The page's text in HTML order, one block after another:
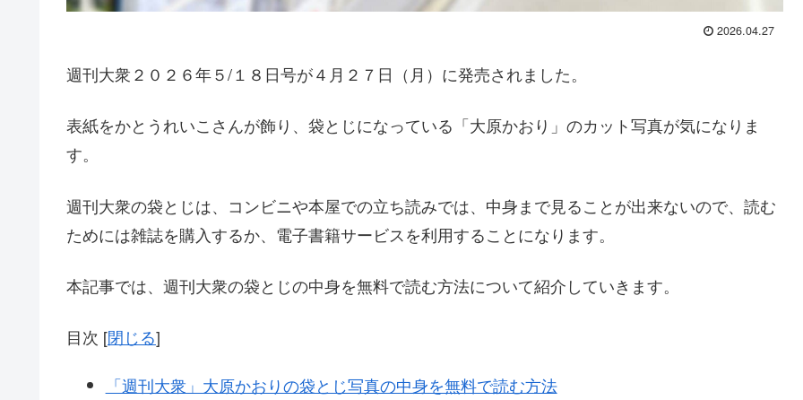
2026.04.27
週刊大衆２０２６年５/１８日号が４月２７日（月）に発売されました。
表紙をかとうれいこさんが飾り、袋とじになっている「大原かおり」のカット写真が気になりま
す。
週刊大衆の袋とじは、コンビニや本屋での立ち読みでは、中身まで見ることが出来ないので、読む
ためには雑誌を購入するか、電子書籍サービスを利用することになります。
本記事では、週刊大衆の袋とじの中身を無料で読む方法について紹介していきます。
目次 [閉じる]
「週刊大衆」大原かおりの袋とじ写真の中身を無料で読む方法